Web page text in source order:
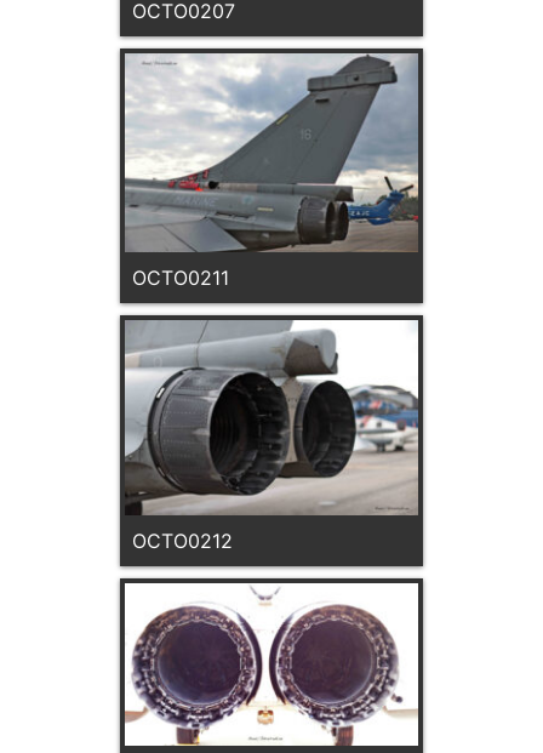
OCTO0207
OCTO0211
OCTO0212